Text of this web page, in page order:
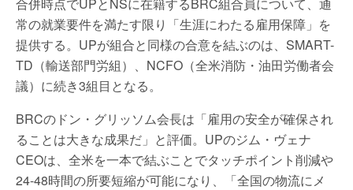
常の就業要件を満たす限り「生涯にわたる雇用保障」を
提供する。UPが組合と同様の合意を結ぶのは、SMART-
TD（輸送部門労組）、NCFO（全米消防・油田労働者会
議）に続き3組目となる。
BRCのドン・グリッソム会長は「雇用の安全が確保され
ることは大きな成果だ」と評価。UPのジム・ヴェナ
CEOは、全米を一本で結ぶことでタッチポイント削減や
24-48時間の所要短縮が可能になり、「全国の物流にメ